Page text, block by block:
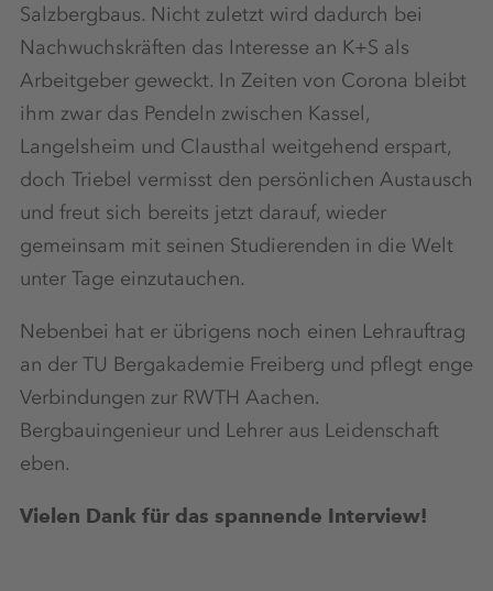
Salzbergbaus. Nicht zuletzt wird dadurch bei
Nachwuchskräften das Interesse an K+S als
Arbeitgeber geweckt. In Zeiten von Corona bleibt
ihm zwar das Pendeln zwischen Kassel,
Langelsheim und Clausthal weitgehend erspart,
doch Triebel vermisst den persönlichen Austausch
und freut sich bereits jetzt darauf, wieder
gemeinsam mit seinen Studierenden in die Welt
unter Tage einzutauchen.
Nebenbei hat er übrigens noch einen Lehrauftrag
an der TU Bergakademie Freiberg und pflegt enge
Verbindungen zur RWTH Aachen.
Bergbauingenieur und Lehrer aus Leidenschaft
eben.
Vielen Dank für das spannende Interview!